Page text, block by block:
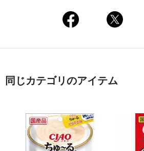
同じカテゴリのアイテム